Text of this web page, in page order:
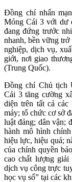
Đồng chí nhấn
Móng Cái 3 với dư
đang đứng trước
nhanh, bền vững trở
nghiệp, dịch vụ,
giới, nơi giao
(Trung Quốc).
Đồng chí Chủ tịch
Cái 3 tăng cường
diện trên tất cả
máy; tổ chức cơ sở
luật đảng; dân vận;
hành mô hình
hiệu lực, hiệu quả;
của chính quyền
cao chất lượng
dịch vụ công trực
học vụ số” tại các